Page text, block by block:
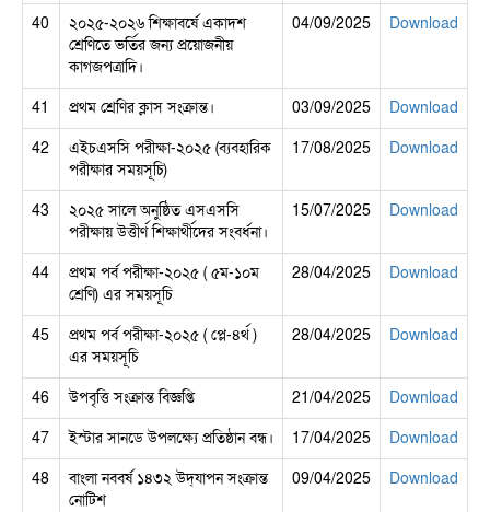
40
২০২৫-২০২৬ শিক্ষাবর্ষে একাদশ
শ্রেণিতে ভর্তির জন্য প্রয়োজনীয়
কাগজপত্রাদি।
04/09/2025 Download
41 প্রথম শ্রেণির ক্লাস সংক্রান্ত। 03/09/2025
Download
42
এইচএসসি পরীক্ষা-২০২৫ (ব্যবহারিক
পরীক্ষার সময়সূচি)
17/08/2025 Download
43
২০২৫ সালে অনুষ্ঠিত এসএসসি
পরীক্ষায় উত্তীর্ণ শিক্ষার্থীদের সংবর্ধনা।
15/07/2025 Download
44
প্রথম পর্ব পরীক্ষা-২০২৫ ( ৫ম-১০ম
শ্রেণি) এর সময়সূচি
28/04/2025 Download
45
প্রথম পর্ব পরীক্ষা-২০২৫ ( প্লে-৪র্থ )
এর সময়সূচি
28/04/2025 Download
46 উপবৃত্তি সংক্রান্ত বিজ্ঞপ্তি 21/04/2025
Download
47
ইস্টার সানডে উপলক্ষ্যে প্রতিষ্ঠান বন্ধ। 17/04/2025
Download
48
বাংলা নববর্ষ ১৪৩২ উদ্‌যাপন সংক্রান্ত
নোটিশ
09/04/2025 Download